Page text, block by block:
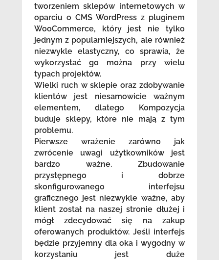
tworzeniem sklepów internetowych w
oparciu o CMS WordPress z pluginem
WooCommerce, który jest nie tylko
jednym z popularniejszych, ale również
niezwykle elastyczny, co sprawia, że
wykorzystać go można przy wielu
typach projektów.
Wielki ruch w sklepie oraz zdobywanie
klientów jest niesamowicie ważnym
elementem, dlatego Kompozycja
buduje sklepy, które nie mają z tym
problemu.
Pierwsze wrażenie zarówno jak
zwrócenie uwagi użytkowników jest
bardzo ważne. Zbudowanie
przystępnego i dobrze
skonfigurowanego interfejsu
graficznego jest niezwykle ważne, aby
klient został na naszej stronie dłużej i
mógł zdecydować się na zakup
oferowanych produktów. Jeśli interfejs
będzie przyjemny dla oka i wygodny w
korzystaniu jest duże